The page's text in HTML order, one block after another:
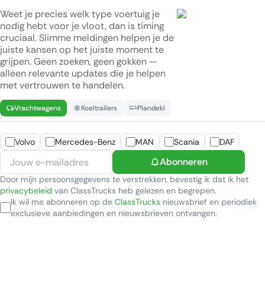
Weet je precies welk type voertuig je
nodig hebt voor je vloot, dan is timing
cruciaal. Slimme meldingen helpen je de
juiste kansen op het juiste moment te
grijpen. Geen zoeken, geen gokken —
alleen relevante updates die je helpen
met vertrouwen te handelen.
Vrachtwagens Koeltrailers Plandeki
Volvo Mercedes-Benz MAN Scania DAF
Abonneren
Door mijn persoonsgegevens te verstrekken, bevestig ik dat ik het
privacybeleid van ClassTrucks heb gelezen en begrepen.
Ik wil me abonneren op de ClassTrucks nieuwsbrief en periodiek
exclusieve aanbiedingen en nieuwsbrieven ontvangen.